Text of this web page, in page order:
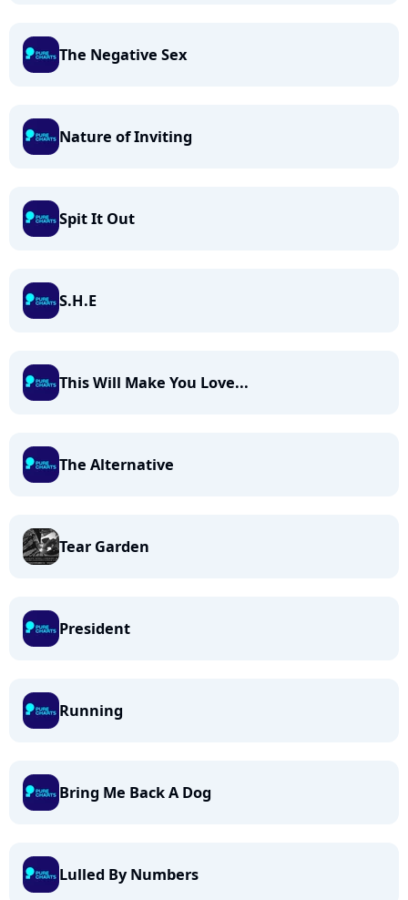
The Negative Sex
Nature of Inviting
Spit It Out
S.H.E
This Will Make You Love...
The Alternative
Tear Garden
President
Running
Bring Me Back A Dog
Lulled By Numbers